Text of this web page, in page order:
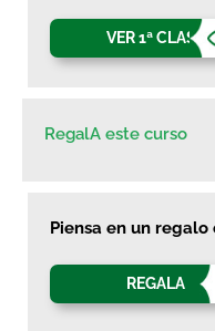
VER 1ª CLASE
RegalA este curso
Piensa en un regalo
REGALA